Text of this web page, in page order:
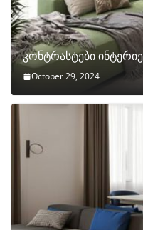
კონტრასტები
October 29, 2024